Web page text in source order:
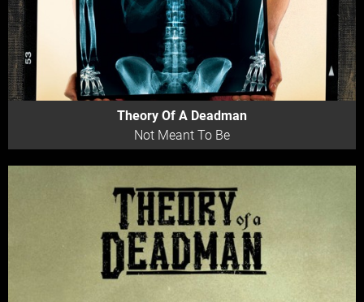
Theory Of A Deadman
Not Meant To Be